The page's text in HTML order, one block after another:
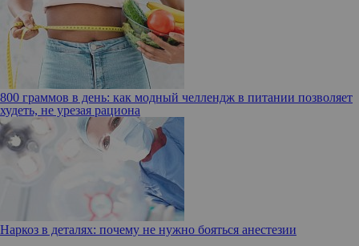
800 граммов в день: как модный челлендж в питании позволяет
худеть, не урезая рациона
Наркоз в деталях: почему не нужно бояться анестезии